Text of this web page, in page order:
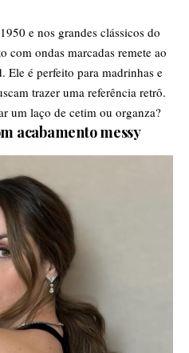
e nos grandes clássicos do
com ondas marcadas remete ao
é perfeito para madrinhas e
trazer uma referência retrô.
um laço de cetim ou organza?
acabamento messy